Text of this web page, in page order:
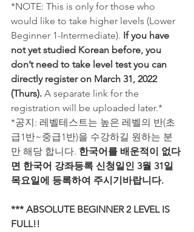
*NOTE: This is only for those who
would like to take higher levels (Lower
Beginner 1-Intermediate). If you have
not yet studied Korean before, you
don’t need to take level test you can
directly register on March 31, 2022
(Thurs). A separate link for the
registration will be uploaded later.*
*공지: 레벨테스트는 높은 레벨의 반(초
급1반~중급1반)을 수강하길 원하는 분
만 해당 합니다. 한국어를 배운적이 없다
면 한국어 강좌등록 신청일인 3월 31일
목요일에 등록하여 주시기바랍니다.
*** ABSOLUTE BEGINNER 2 LEVEL IS
FULL!!